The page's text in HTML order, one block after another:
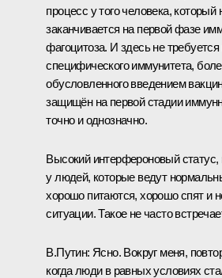
процесс у того человека, который
заканчивается на первой фазе
фагоцитоза. И здесь не
специфического иммунитета,
обусловленного введением
защищён на первой стадии
точно и однозначно.
Высокий интерфероновый статус,
у людей, которые ведут
хорошо питаются, хорошо спят и
ситуации. Такое не часто
В.Путин: Ясно. Вокруг меня,
когда люди в равных условиях